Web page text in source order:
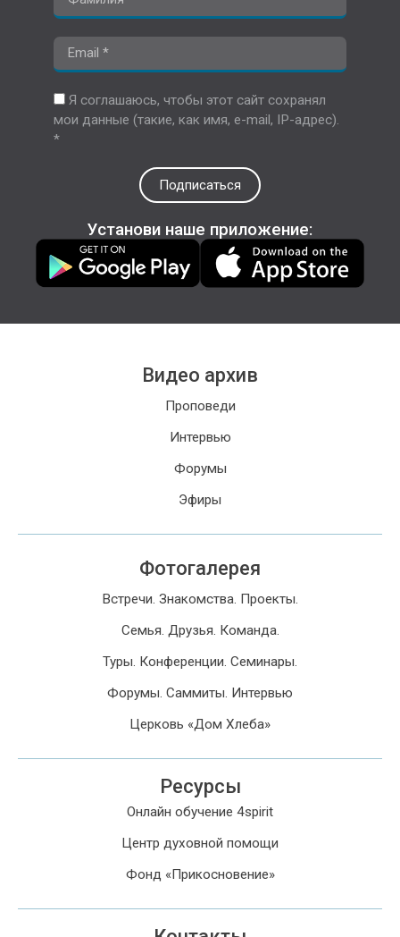
Я соглашаюсь, чтобы этот сайт сохранял
мои данные (такие, как имя, e-mail, IP-адрес).
*
Подписаться
Установи наше приложение:
Видео архив
Проповеди
Интервью
Форумы
Эфиры
Фотогалерея
Встречи. Знакомства. Проекты.
Семья. Друзья. Команда.
Туры. Конференции. Семинары.
Форумы. Саммиты. Интервью
Церковь «Дом Хлеба»
Ресурсы
Онлайн обучение 4spirit
Центр духовной помощи
Фонд «Прикосновение»